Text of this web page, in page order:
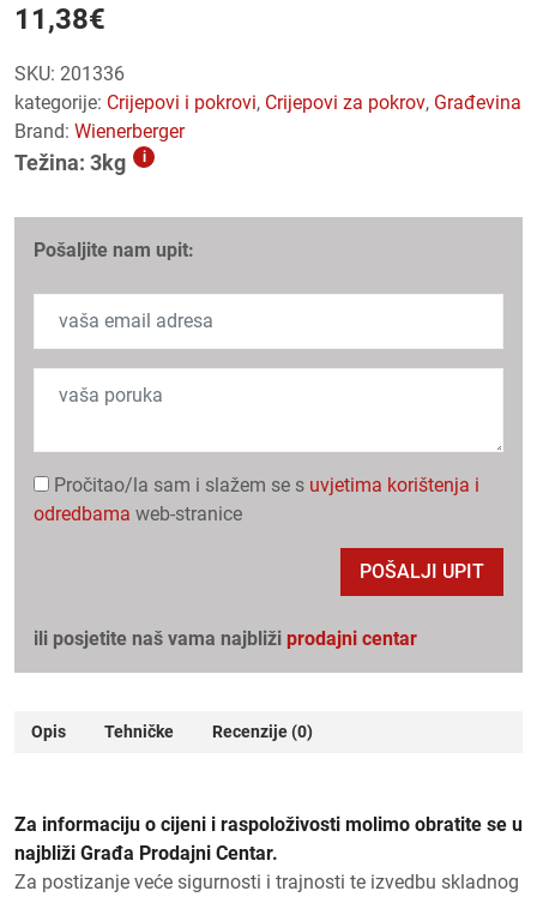
11,38€
SKU: 201336
kategorije:
crijepovi i pokrovi, crijepovi za pokrov,
građevina
Brand: Wienerberger
Težina: 3kg i
Pošaljite nam upit:
Pročitao/la sam i slažem se s uvjetima korištenja i
odredbama web-stranice
POŠALJI UPIT
ili posjetite naš vama najbliži prodajni centar
Opis Tehničke Recenzije (0)
Za informaciju o cijeni i raspoloživosti molimo obratite se u
najbliži Građa Prodajni Centar.
Za postizanje veće sigurnosti i trajnosti te izvedbu skladnog